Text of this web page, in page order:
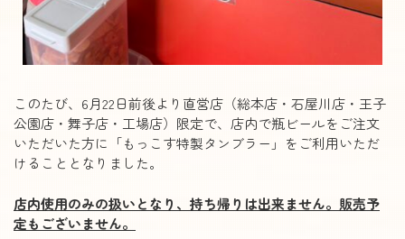
このたび、6月22日前後より直営店（総本店・石屋川店・王子
公園店・舞子店・工場店）限定で、店内で瓶ビールをご注文
いただいた方に「もっこす特製タンブラー」をご利用いただ
けることとなりました。
店内使用のみの扱いとなり、持ち帰りは出来ません。販売予
定もございません。